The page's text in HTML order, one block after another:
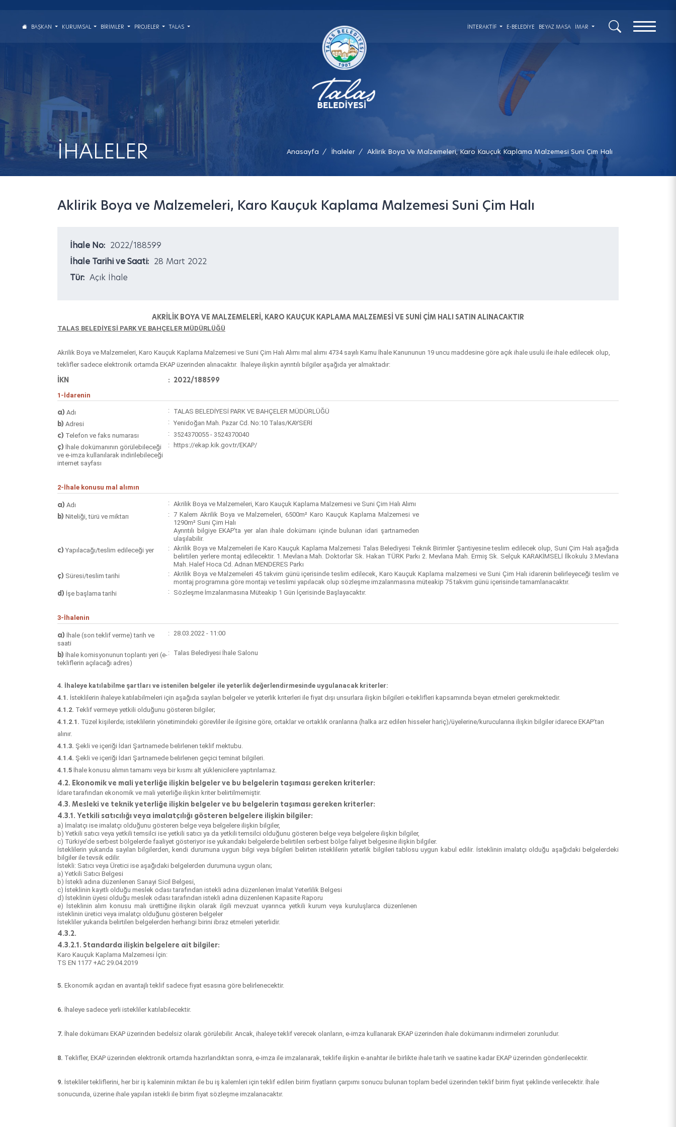
BAŞKAN KURUMSAL BIRIMLER PROJELER TALAS İNTERAKTIF E-BELEDİYE BEYAZ MASA İMAR
İHALELER Anasayfa / İhaleler / Aklirik Boya Ve Malzemeleri, Karo Kauçuk Kaplama Malzemesi Suni Çim Halı
Aklirik Boya ve Malzemeleri, Karo Kauçuk Kaplama Malzemesi Suni Çim Halı
İhale No: 2022/188599
İhale Tarihi ve Saati: 28 Mart 2022
Tür: Açık İhale
AKRİLİK BOYA VE MALZEMELERİ, KARO KAUÇUK KAPLAMA MALZEMESİ VE SUNİ ÇİM HALI SATIN ALINACAKTIR
TALAS BELEDİYESİ PARK VE BAHÇELER MÜDÜRLÜĞÜ
Akrilik Boya ve Malzemeleri, Karo Kauçuk Kaplama Malzemesi ve Suni Çim Halı Alımı mal alımı 4734 sayılı Kamu İhale Kanununun 19 uncu maddesine göre açık ihale usulü ile ihale edilecek olup,
teklifler sadece elektronik ortamda EKAP üzerinden alınacaktır. İhaleye ilişkin ayrıntılı bilgiler aşağıda yer almaktadır:
İKN : 2022/188599
1-İdarenin
a) Adı : TALAS BELEDİYESİ PARK VE BAHÇELER MÜDÜRLÜĞÜ
b) Adresi : Yenidoğan Mah. Pazar Cd. No:10 Talas/KAYSERİ
c) Telefon ve faks numarası : 3524370055 - 3524370040
ç) İhale dokümanının görülebileceği
ve e-imza kullanılarak indirilebileceği
internet sayfası
: https://ekap.kik.gov.tr/EKAP/
2-İhale konusu mal alımın
a) Adı : Akrilik Boya ve Malzemeleri, Karo Kauçuk Kaplama Malzemesi ve Suni Çim Halı Alımı
b) Niteliği, türü ve miktarı : 7 Kalem Akrilik Boya ve Malzemeleri, 6500m² Karo Kauçuk Kaplama Malzemesi ve
1290m² Suni Çim Halı
Ayrıntılı bilgiye EKAP’ta yer alan ihale dokümanı içinde bulunan idari şartnameden
ulaşılabilir.
c) Yapılacağı/teslim edileceği yer : Akrilik Boya ve Malzemeleri ile Karo Kauçuk Kaplama Malzemesi Talas Belediyesi Teknik Birimler Şantiyesine teslim edilecek olup, Suni Çim Halı aşağıda
belirtilen yerlere montaj edilecektir. 1. Mevlana Mah. Doktorlar Sk. Hakan TÜRK Parkı 2. Mevlana Mah. Ermiş Sk. Selçuk KARAKİMSELİ İlkokulu 3.Mevlana
Mah. Halef Hoca Cd. Adnan MENDERES Parkı
ç) Süresi/teslim tarihi : Akrilik Boya ve Malzemeleri 45 takvim günü içerisinde teslim edilecek, Karo Kauçuk Kaplama malzemesi ve Suni Çim Halı idarenin belirleyeceği teslim ve
montaj programına göre montajı ve teslimi yapılacak olup sözleşme imzalanmasına müteakip 75 takvim günü içerisinde tamamlanacaktır.
d) İşe başlama tarihi : Sözleşme İmzalanmasına Müteakip 1 Gün İçerisinde Başlayacaktır.
3-İhalenin
a) İhale (son teklif verme) tarih ve
saati
: 28.03.2022 - 11:00
b) İhale komisyonunun toplantı yeri (e-
tekliflerin açılacağı adres)
: Talas Belediyesi İhale Salonu
4. İhaleye katılabilme şartları ve istenilen belgeler ile yeterlik değerlendirmesinde uygulanacak kriterler:
4.1. İsteklilerin ihaleye katılabilmeleri için aşağıda sayılan belgeler ve yeterlik kriterleri ile fiyat dışı unsurlara ilişkin bilgileri e-teklifleri kapsamında beyan etmeleri gerekmektedir.
4.1.2. Teklif vermeye yetkili olduğunu gösteren bilgiler;
4.1.2.1. Tüzel kişilerde; isteklilerin yönetimindeki görevliler ile ilgisine göre, ortaklar ve ortaklık oranlarına (halka arz edilen hisseler hariç)/üyelerine/kurucularına ilişkin bilgiler idarece EKAP’tan
alınır.
4.1.3. Şekli ve içeriği İdari Şartnamede belirlenen teklif mektubu.
4.1.4. Şekli ve içeriği İdari Şartnamede belirlenen geçici teminat bilgileri.
4.1.5 İhale konusu alımın tamamı veya bir kısmı alt yüklenicilere yaptırılamaz.
4.2. Ekonomik ve mali yeterliğe ilişkin belgeler ve bu belgelerin taşıması gereken kriterler:
İdare tarafından ekonomik ve mali yeterliğe ilişkin kriter belirtilmemiştir.
4.3. Mesleki ve teknik yeterliğe ilişkin belgeler ve bu belgelerin taşıması gereken kriterler:
4.3.1. Yetkili satıcılığı veya imalatçılığı gösteren belgelere ilişkin bilgiler:
a) İmalatçı ise imalatçı olduğunu gösteren belge veya belgelere ilişkin bilgiler,
b) Yetkili satıcı veya yetkili temsilci ise yetkili satıcı ya da yetkili temsilci olduğunu gösteren belge veya belgelere ilişkin bilgiler,
c) Türkiye’de serbest bölgelerde faaliyet gösteriyor ise yukarıdaki belgelerde belirtilen serbest bölge faliyet belgesine ilişkin bilgiler.
İsteklilerin yukarıda sayılan bilgilerden, kendi durumuna uygun bilgi veya bilgileri belirten isteklilerin yeterlik bilgileri tablosu uygun kabul edilir. İsteklinin imalatçı olduğu aşağıdaki belgelerdeki
bilgiler ile tevsik edilir.
İstekli: Satıcı veya Üretici ise aşağıdaki belgelerden durumuna uygun olanı;
a) Yetkili Satıcı Belgesi
b) İstekli adına düzenlenen Sanayi Sicil Belgesi,
c) İsteklinin kayıtlı olduğu meslek odası tarafından istekli adına düzenlenen İmalat Yeterlilik Belgesi
d) İsteklinin üyesi olduğu meslek odası tarafından istekli adına düzenlenen Kapasite Raporu
e) İsteklinin alım konusu malı ürettiğine ilişkin olarak ilgili mevzuat uyarınca yetkili kurum veya kuruluşlarca düzenlenen
isteklinin üretici veya imalatçı olduğunu gösteren belgeler
İstekliler yukarıda belirtilen belgelerden herhangi birini ibraz etmeleri yeterlidir.
4.3.2.
4.3.2.1. Standarda ilişkin belgelere ait bilgiler:
Karo Kauçuk Kaplama Malzemesi İçin:
TS EN 1177 +AC 29.04.2019
5. Ekonomik açıdan en avantajlı teklif sadece fiyat esasına göre belirlenecektir.
6. İhaleye sadece yerli istekliler katılabilecektir.
7. İhale dokümanı EKAP üzerinden bedelsiz olarak görülebilir. Ancak, ihaleye teklif verecek olanların, e-imza kullanarak EKAP üzerinden ihale dokümanını indirmeleri zorunludur.
8. Teklifler, EKAP üzerinden elektronik ortamda hazırlandıktan sonra, e-imza ile imzalanarak, teklife ilişkin e-anahtar ile birlikte ihale tarih ve saatine kadar EKAP üzerinden gönderilecektir.
9. İstekliler tekliflerini, her bir iş kaleminin miktarı ile bu iş kalemleri için teklif edilen birim fiyatların çarpımı sonucu bulunan toplam bedel üzerinden teklif birim fiyat şeklinde verilecektir. İhale
sonucunda, üzerine ihale yapılan istekli ile birim fiyat sözleşme imzalanacaktır.